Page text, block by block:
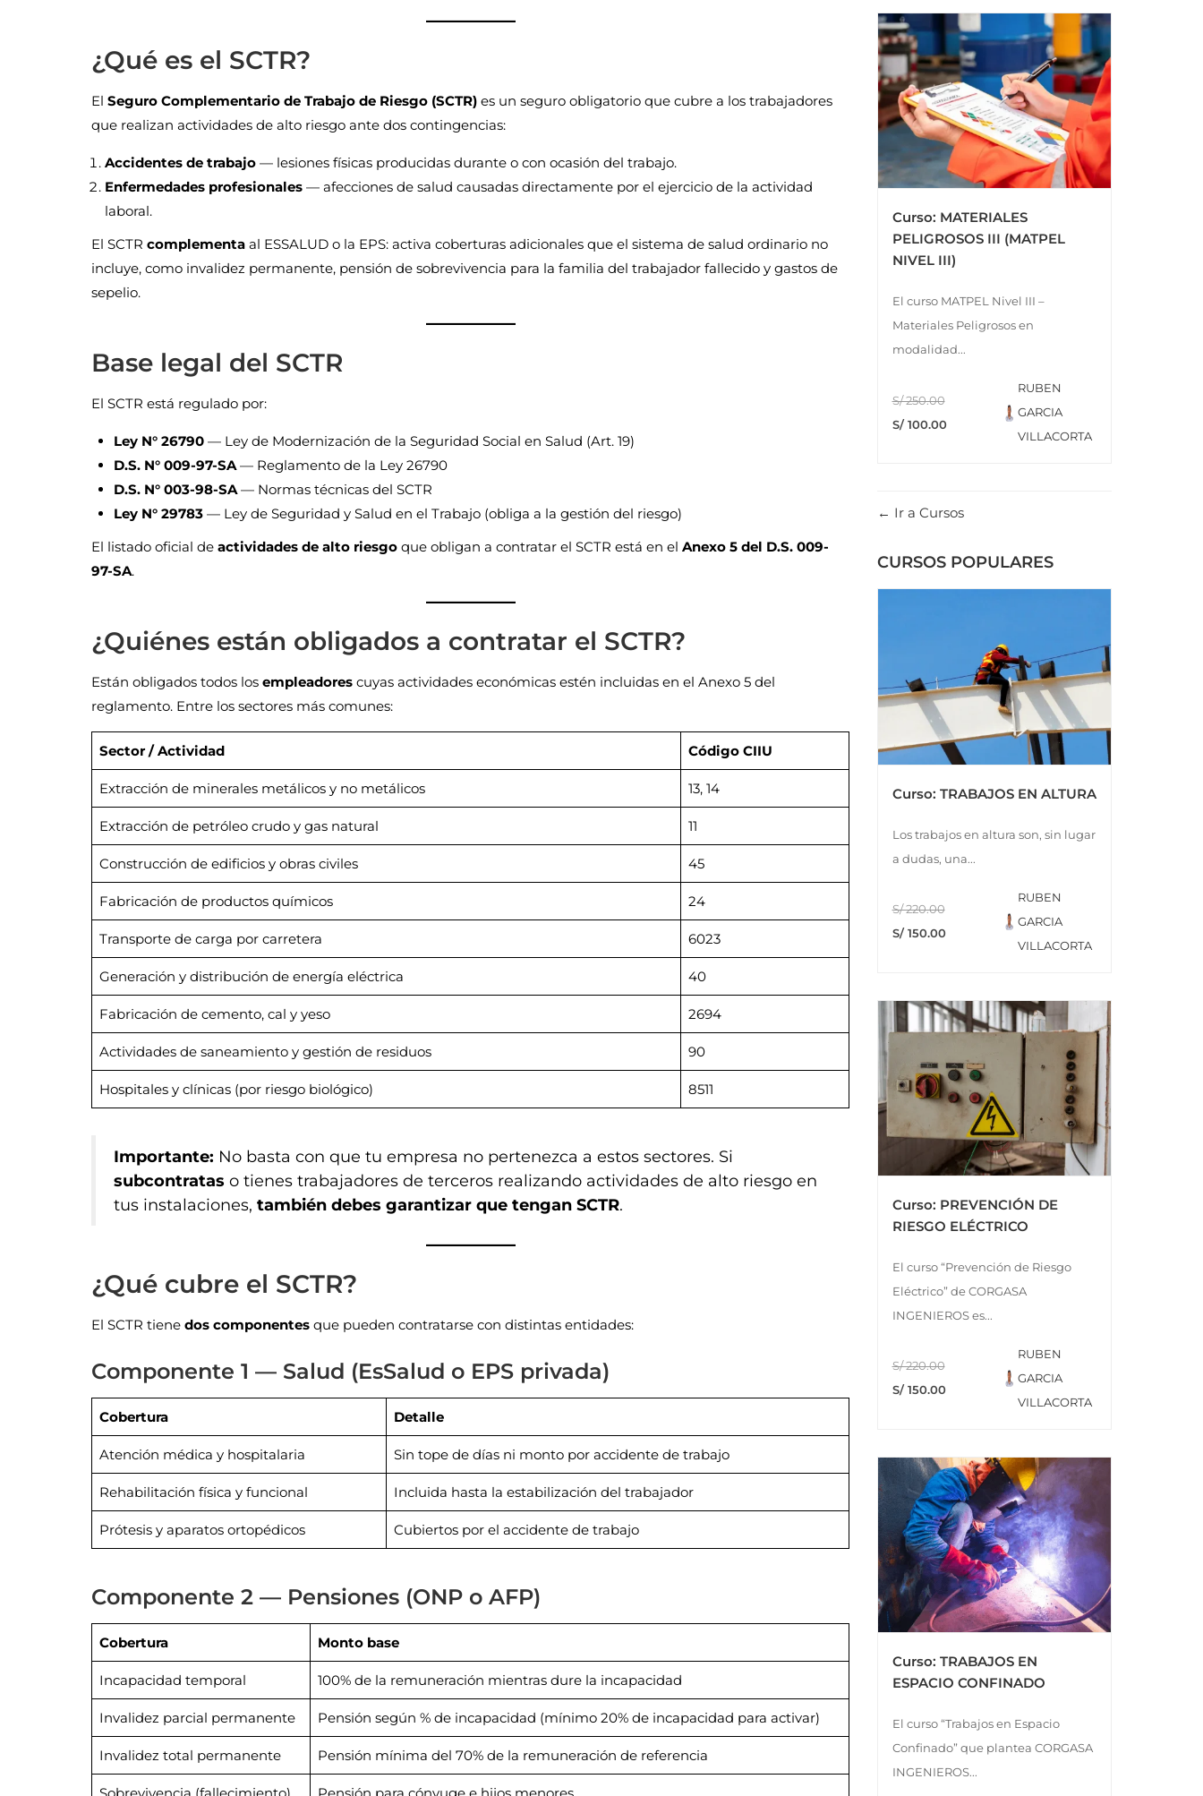
¿Qué es el SCTR?
El Seguro Complementario de Trabajo de Riesgo (SCTR) es un seguro obligatorio que cubre a los trabajadores
que realizan actividades de alto riesgo ante dos contingencias:
Accidentes de trabajo — lesiones físicas producidas durante o con ocasión del trabajo.
Enfermedades profesionales — afecciones de salud causadas directamente por el ejercicio de la actividad
laboral.
El SCTR complementa al ESSALUD o la EPS: activa coberturas adicionales que el sistema de salud ordinario no
incluye, como invalidez permanente, pensión de sobrevivencia para la familia del trabajador fallecido y gastos de
sepelio.
Base legal del SCTR
El SCTR está regulado por:
Ley N° 26790 — Ley de Modernización de la Seguridad Social en Salud (Art. 19)
D.S. N° 009-97-SA— Reglamento de la Ley 26790
D.S. N° 003-98-SA— Normas técnicas del SCTR
Ley N° 29783 — Ley de Seguridad y Salud en el Trabajo (obliga a la gestión del riesgo)
El listado oficial de actividades de alto riesgo que obligan a contratar el SCTR está en el Anexo 5 del D.S. 009-
97-SA.
¿Quiénes están obligados a contratar el SCTR?
Están obligados todos los empleadores cuyas actividades económicas estén incluidas en el Anexo 5 del
reglamento. Entre los sectores más comunes:
Sector / Actividad Código CIIU
Extracción de minerales metálicos y no metálicos 13, 14
Extracción de petróleo crudo y gas natural 11
Construcción de edificios y obras civiles 45
Fabricación de productos químicos 24
Transporte de carga por carretera 6023
Generación y distribución de energía eléctrica 40
Fabricación de cemento, cal y yeso 2694
Actividades de saneamiento y gestión de residuos 90
Hospitales y clínicas (por riesgo biológico) 8511
Importante: No basta con que tu empresa no pertenezca a estos sectores. Si
subcontratas o tienes trabajadores de terceros realizando actividades de alto riesgo en
tus instalaciones, también debes garantizar que tengan SCTR.
¿Qué cubre el SCTR?
El SCTR tiene dos componentes que pueden contratarse con distintas entidades:
Componente 1 — Salud (EsSalud o EPS privada)
Cobertura Detalle
Atención médica y hospitalaria Sin tope de días ni monto por accidente de trabajo
Rehabilitación física y funcional Incluida hasta la estabilización del trabajador
Prótesis y aparatos ortopédicos Cubiertos por el accidente de trabajo
Componente 2 — Pensiones (ONP o AFP)
Cobertura Monto base
Incapacidad temporal 100% de la remuneración mientras dure la incapacidad
Invalidez parcial permanente Pensión según % de incapacidad (mínimo 20% de incapacidad para activar)
Invalidez total permanente Pensión mínima del 70% de la remuneración de referencia
Curso: MATERIALES
PELIGROSOS III (MATPEL
NIVEL III)
El curso MATPEL Nivel III –
Materiales Peligrosos en
modalidad...
S/ 250.00
S/ 100.00
RUBEN
GARCIA
VILLACORTA
Ir a Cursos
CURSOS POPULARES
Curso: TRABAJOS EN ALTURA
Los trabajos en altura son, sin lugar
a dudas, una...
S/ 220.00
S/ 150.00
RUBEN
GARCIA
VILLACORTA
Curso: PREVENCIÓN DE
RIESGO ELÉCTRICO
El curso “Prevención de Riesgo
Eléctrico” de CORGASA
INGENIEROS es...
S/ 220.00
S/ 150.00
RUBEN
GARCIA
VILLACORTA
Curso: TRABAJOS EN
ESPACIO CONFINADO
El curso “Trabajos en Espacio
Confinado” que plantea CORGASA
INGENIEROS...